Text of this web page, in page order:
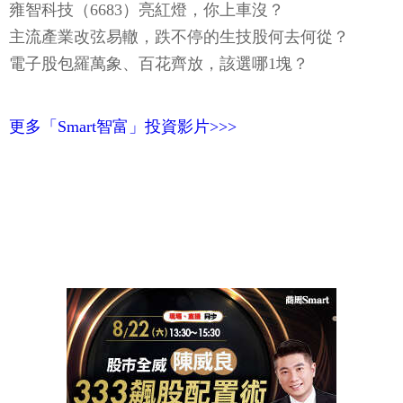
雍智科技（6683）亮紅燈，你上車沒？
主流產業改弦易轍，跌不停的生技股何去何從？
電子股包羅萬象、百花齊放，該選哪1塊？
更多「Smart智富」投資影片>>>